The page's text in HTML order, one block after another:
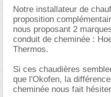
Notre installateur de
proposition
nous proposant 2
conduit de cheminée :
Thermos.
Si ces chaudières
que l'Okofen, la
cheminée nous fait